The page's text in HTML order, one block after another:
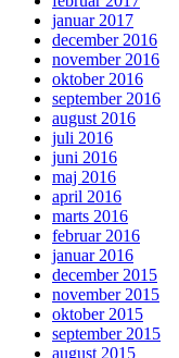
januar 2017
december 2016
november 2016
oktober 2016
september 2016
august 2016
juli 2016
juni 2016
maj 2016
april 2016
marts 2016
februar 2016
januar 2016
december 2015
november 2015
oktober 2015
september 2015
august 2015